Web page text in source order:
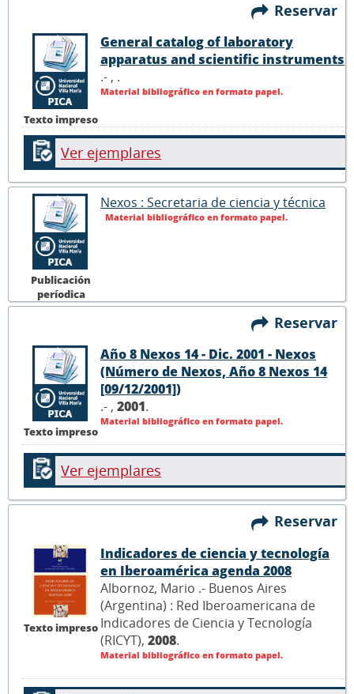
Reservar
Texto impreso
General catalog of laboratory
apparatus and scientific instruments
.- , .
Material bibliográfico en formato papel.
Ver ejemplares
Publicación
períodica
Nexos : Secretaria de ciencia y técnica
Material bibliográfico en formato papel.
Reservar
Texto impreso
Año 8 Nexos 14 - Dic. 2001 - Nexos
(Número de Nexos, Año 8 Nexos 14
[09/12/2001])
.- , 2001.
Material bibliográfico en formato papel.
Ver ejemplares
Reservar
Texto impreso
Indicadores de ciencia y tecnología
en Iberoamérica agenda 2008
Albornoz, Mario .- Buenos Aires
(Argentina) : Red Iberoamericana de
Indicadores de Ciencia y Tecnología
(RICYT), 2008.
Material bibliográfico en formato papel.